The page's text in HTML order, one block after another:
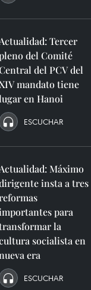
Actualidad: Tercer
del Comité
del PCV del
mandato tiene
en Hanoi
ESCUCHAR
Actualidad: Máximo
insta a tres
para
la
socialista en
era
ESCUCHAR